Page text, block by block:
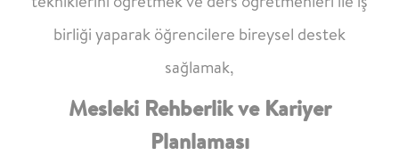
birliği yaparak öğrencilere bireysel destek
sağlamak,
Mesleki Rehberlik ve Kariyer
Planlaması